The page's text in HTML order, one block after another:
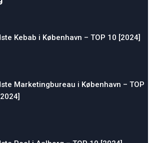
Kebab i København – TOP 10 [2024]
Marketingbureau i København – TOP